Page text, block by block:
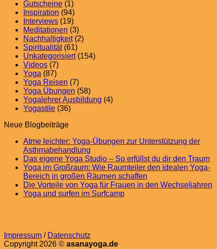
Gutscheine (1)
Inspiration (94)
Interviews (19)
Meditationen (3)
Nachhaltigkeit(2)
Spiritualität(61)
Unkategorisiert(154)
Videos (7)
Yoga (87)
Yoga Reisen (7)
Yoga Übungen (58)
Yogalehrer Ausbildung (4)
Yogastile (36)
Neue Blogbeiträge
Atme leichter: Yoga-Übungen zur Unterstützung der
Asthmabehandlung
Comments
on
Atme
leichter:
Yoga-
Asthmabehandlung
Das eigene Yoga Studio – So erfüllst du dir den Traum
Yoga im Großraum: Wie Raumteiler den idealen Yoga-
Bereich in großen Räumen schaffen
Comments
Die Vorteile von Yoga für Frauen in den Wechseljahren
Yoga und surfen im SurfcampNo
Impressum / Datenschutz
Copyright 2026 © asanayoga.de